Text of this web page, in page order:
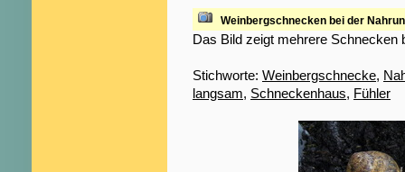
Weinbergschnecken bei der
Das Bild zeigt mehrere Schnecken
Stichworte: Weinbergschnecke,
langsam, Schneckenhaus, Fühler